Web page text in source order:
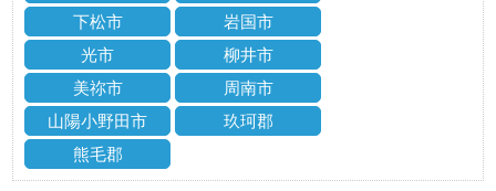
下松市
岩国市
光市
柳井市
美祢市
周南市
山陽小野田市
玖珂郡
熊毛郡